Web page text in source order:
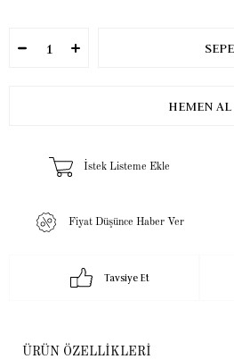
İstek Listeme Ekle
Fiyat Düşünce Haber Ver
Tavsiye Et
ÜRÜN ÖZELLIKLERI